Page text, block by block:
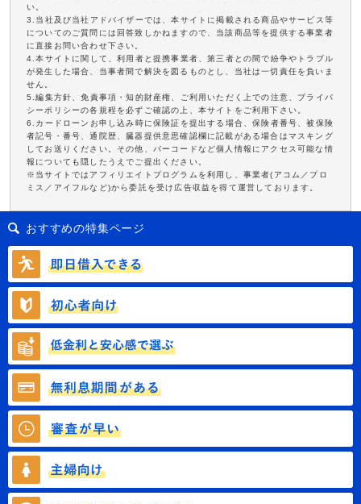
い。
3.当社及び当社アドバイザーでは、本サイトに掲載される商品やサービス等
についてのご質問には回答致しかねますので、当該商品等を提供する事業者
に直接お問い合わせ下さい。
4.本サイトに関して、利用者と提携事業者、第三者との間で紛争やトラブル
が発生した場合、当事者間で解決を図るものとし、当社は一切責任を負いま
せん。
5.編集方針、免責事項・知的財産権、ご利用いただく上での注意、プライバ
シーポリシーの各規程を必ずご確認の上、本サイトをご利用下さい。
6.カードローンお申し込み時に保険証を提出する場合、保険者番号、被保険
者記号・番号、通院歴、臓器提供意思確認欄に記載がある場合はマスキング
してお送りください。その他、バーコードなど個人情報にアクセス可能な情
報についても隠したうえでご提出ください。
※当サイトではアフィリエイトプログラムを利用し、事業者(アコム／プロ
ミス／アイフルなど)から委託を受け広告収益を得て運営しております。
おすすめの特集ページ